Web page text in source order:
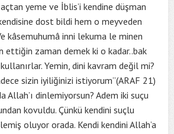
yeme ve İblis’i kendine düşman
dost bildi hem o meyveden
kâsemuhumâ inni lekuma le minen
ettiğin zaman demek ki o kadar..bak
Yemin, dini kavram değil mi?
sizin iyiliğinizi istiyorum”(ARAF 21)
Allah’ı dinlemiyorsun? Adem iki suçu
kovuldu. Çünkü kendini suçlu
oluyor orada. Kendi kendini Allah’a